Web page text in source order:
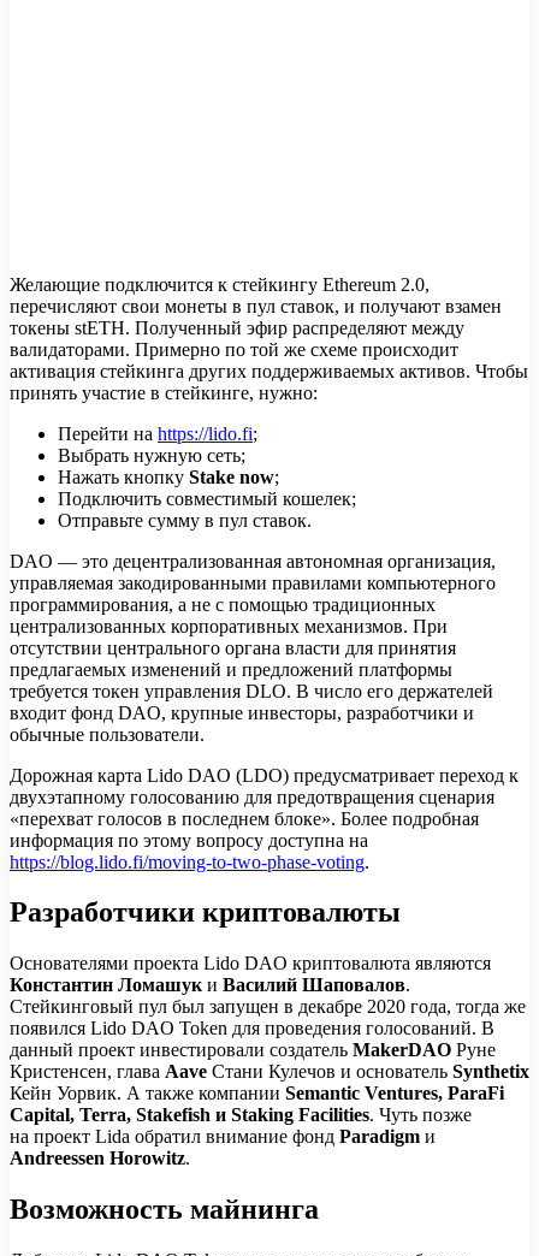
Желающие подключится к стейкингу Ethereum 2.0,
перечисляют свои монеты в пул ставок, и получают взамен
токены stETH. Полученный эфир распределяют между
валидаторами. Примерно по той же схеме происходит
активация стейкинга других поддерживаемых активов. Чтобы
принять участие в стейкинге, нужно:
Перейти на https://lido.fi;
Выбрать нужную сеть;
Нажать кнопку Stake now;
Подключить совместимый кошелек;
Отправьте сумму в пул ставок.
DAO — это децентрализованная автономная организация,
управляемая закодированными правилами компьютерного
программирования, а не с помощью традиционных
централизованных корпоративных механизмов. При
отсутствии центрального органа власти для принятия
предлагаемых изменений и предложений платформы
требуется токен управления DLO. В число его держателей
входит фонд DAO, крупные инвесторы, разработчики и
обычные пользователи.
Дорожная карта Lido DAO (LDO) предусматривает переход к
двухэтапному голосованию для предотвращения сценария
«перехват голосов в последнем блоке». Более подробная
информация по этому вопросу доступна на
https://blog.lido.fi/moving-to-two-phase-voting.
Разработчики криптовалюты
Основателями проекта Lido DAO криптовалюта являются
Константин Ломашук и Василий Шаповалов.
Стейкинговый пул был запущен в декабре 2020 года, тогда же
появился Lido DAO Token для проведения голосований. В
данный проект инвестировали создатель MakerDAO Руне
Кристенсен, глава Aave Стани Кулечов и основатель Synthetix
Кейн Уорвик. А также компании Semantic Ventures, ParaFi
Capital, Terra, Stakefish и Staking Facilities. Чуть позже
на проект Lida обратил внимание фонд Paradigm и
Andreessen Horowitz.
Возможность майнинга